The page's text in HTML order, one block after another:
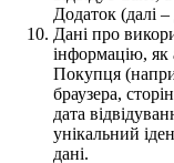
Додаток (далі
Дані про
інформацію, як
Покупця
браузера,
дата
унікальний
дані.